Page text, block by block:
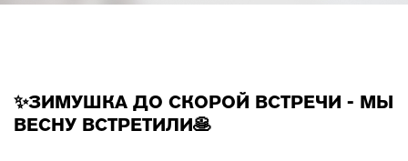
✨ЗИМУШКА ДО СКОРОЙ ВСТРЕЧИ - МЫ
ВЕСНУ ВСТРЕТИЛИ🥞